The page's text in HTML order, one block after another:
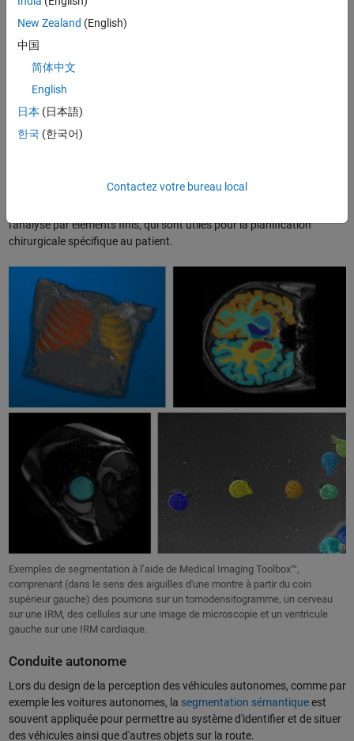
La segmentation et l'analyse jouent un rôle important dans le
diagnostic clinique, la planification des traitements et la recherche
organes, des tumeurs, des cellules, des implants et d'autres régions
d'intérêt. Par exemple, vous pouvez utiliser la radiomique afin de
classer une tumeur comme cancéreuse ou bénigne, puis mesurer la
également suivre la position et la morphologie des cellules dans des
peuvent également être utilisés afin de générer des modèles
l'analyse par éléments finis, qui sont utiles pour la planification
chirurgicale spécifique au patient.
Exemples de segmentation à l’aide de Medical Imaging Toolbox™,
comprenant (dans le sens des aiguilles d'une montre à partir du coin
supérieur gauche) des poumons sur un tomodensitogramme, un cerveau
sur une IRM, des cellules sur une image de microscopie et un ventricule
gauche sur une IRM cardiaque.
Conduite autonome
Lors du design de la perception des véhicules autonomes, comme par
exemple les voitures autonomes, la segmentation sémantiqueest
souvent appliquée pour permettre au système d'identifier et de situer
des véhicules ainsi que d'autres objets sur la route.
New Zealand (English)
中国
简体中文
English
日本 (日本語)
한국 (한국어)
Contactez votre bureau local